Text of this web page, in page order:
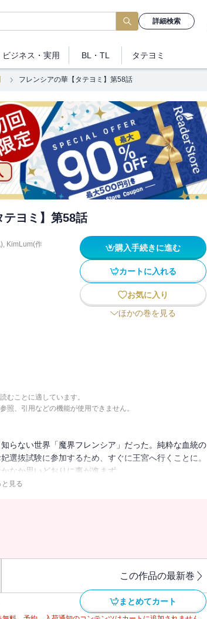
詳細検索
ビジネス ・実用 BL・TL タテヨミ
フレンシアの華【タテヨミ】第58話
テヨミ】第58話
, KimLum(作
購入手続きに進む
カートに入れる
お気に入り
ほかの巻を見る
むことに適しています。
照、引用などの機能が使用できません。
らない世界「魔界フレンシア」だった。純粋な血統の
選抜試験に参加するため、すぐに王宮へ行くことに。
なか思いどおりに事が進まず…
と見る
この作品の最新巻
まとめてカート